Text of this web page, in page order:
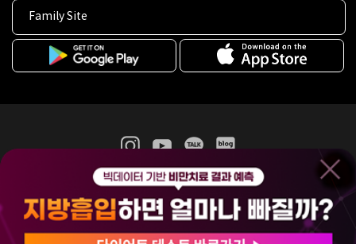
Family Site
365mc 병·의원 이용약관
홈페이지 이용약관
비급여진료수가
(주)365mcㅣ서울특별시 서초구 서초대로52길 7, 3~4층(서초동, 제일빌딩)